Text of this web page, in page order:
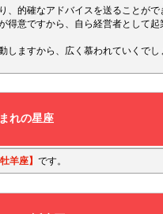
、的確なアドバイスを送ることがで
得意ですから、自ら経営者として起
しますから、広く慕われていくでし
れの星座
牡羊座】 です。